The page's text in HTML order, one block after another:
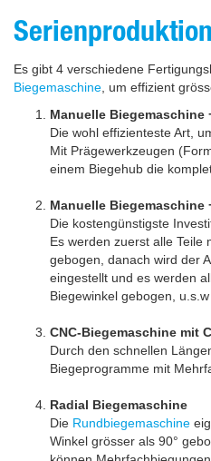
Serienproduktion
Es gibt 4 verschiedene
Biegemaschine , um effizient
Manuelle Biegemaschine
Die wohl effizienteste Art,
Mit Prägewerkzeugen
einem Biegehub die
Manuelle Biegemaschine
Die kostengünstigste
Es werden zuerst alle Teile
gebogen, danach wird der
eingestellt und es werden
Biegewinkel gebogen, u.s.w
CNC-Biegemaschine mit
Durch den schnellen
Biegeprogramme mit
Radial Biegemaschine
Die Rundbiegemaschine
Winkel grösser als 90°